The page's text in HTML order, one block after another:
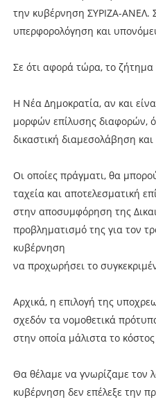
την κυβέρνηση ΣΥΡΙΖΑ-ΑΝΕΛ.
υπερφορολόγηση και
Σε ότι αφορά τώρα, το
Η Νέα Δημοκρατία, αν και
μορφών επίλυσης διαφορών,
δικαστική διαμεσολάβηση και
Οι οποίες πράγματι, θα
ταχεία και αποτελεσματική
στην αποσυμφόρηση της
προβληματισμό της για τον
κυβέρνηση
να προχωρήσει το
Αρχικά, η επιλογή της
σχεδόν τα νομοθετικά
στην οποία μάλιστα το
Θα θέλαμε να γνωρίζαμε τον
κυβέρνηση δεν επέλεξε την